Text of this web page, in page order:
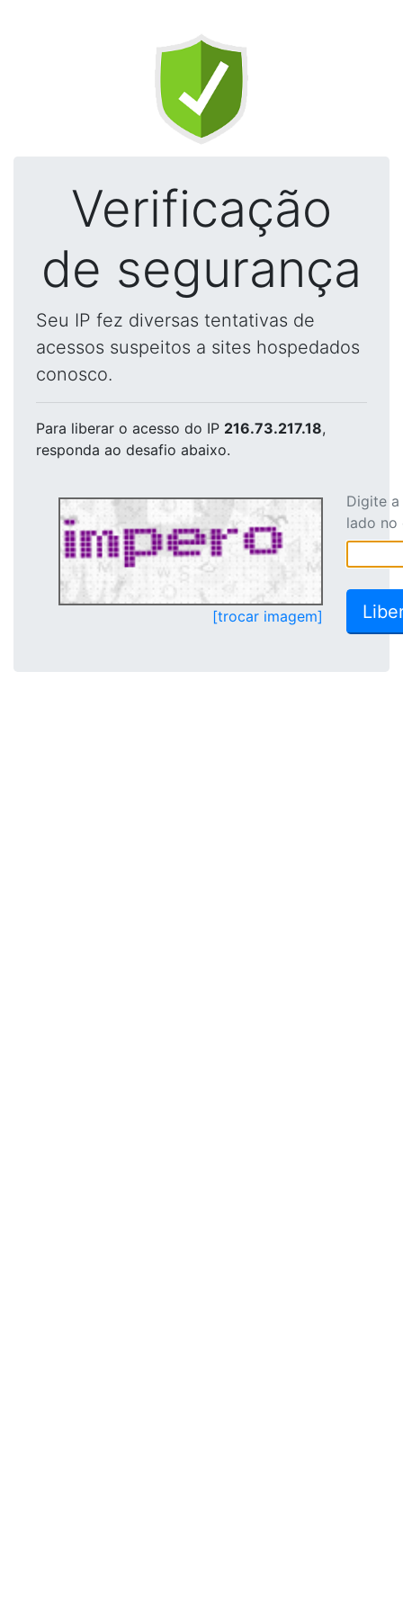
Verificação
de segurança
Seu IP fez diversas tentativas de
acessos suspeitos a sites hospedados
conosco.
Para liberar o acesso do IP 216.73.217.18,
responda ao desafio abaixo.
[trocar imagem]
Digite
lado no